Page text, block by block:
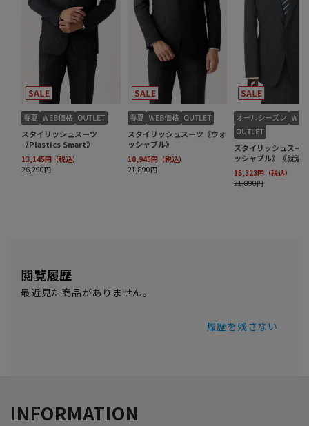
閲覧履歴
最近見た商品がありません。
履歴を残さない
INFORMATION